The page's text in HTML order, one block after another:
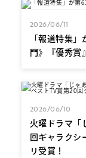
2026/06/11
「報道特集
門》『優秀賞
2026/06/10
火曜ドラマ「
回ギャラク
リ受賞！